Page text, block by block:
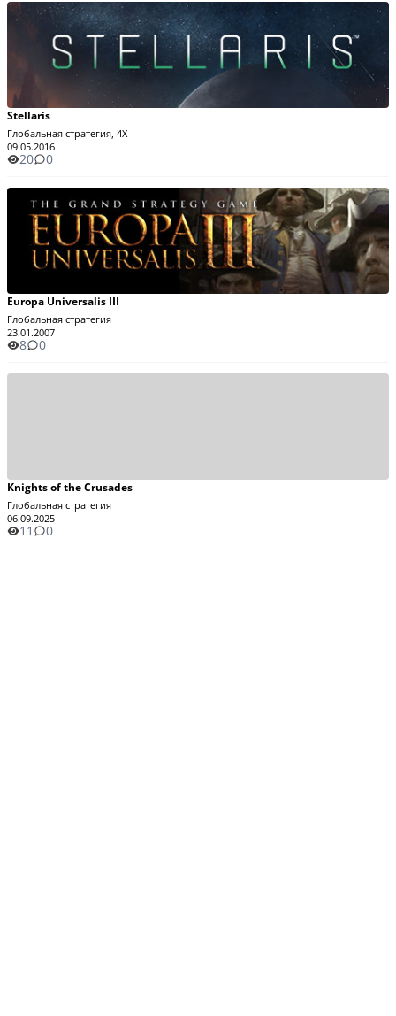
Stellaris
Глобальная стратегия, 4X
09.05.2016
20 0
Europa Universalis III
Глобальная стратегия
23.01.2007
8 0
Knights of the Crusades
Глобальная стратегия
06.09.2025
11 0